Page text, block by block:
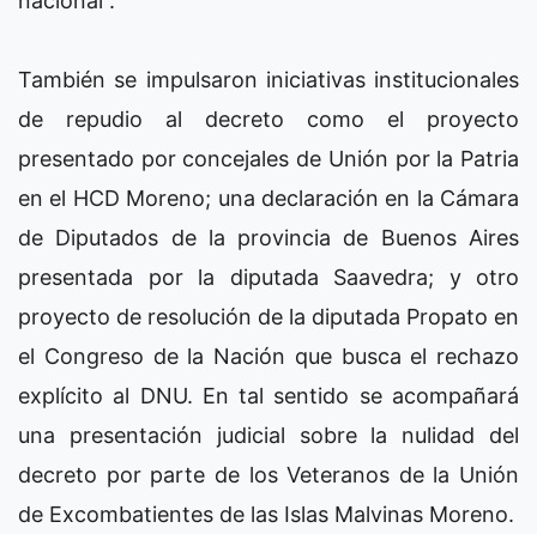
También se impulsaron iniciativas institucionales
de repudio al decreto como el proyecto
presentado por concejales de Unión por la Patria
en el HCD Moreno; una declaración en la Cámara
de Diputados de la provincia de Buenos Aires
presentada por la diputada Saavedra; y otro
proyecto de resolución de la diputada Propato en
el Congreso de la Nación que busca el rechazo
explícito al DNU. En tal sentido se acompañará
una presentación judicial sobre la nulidad del
decreto por parte de los Veteranos de la Unión
de Excombatientes de las Islas Malvinas Moreno.